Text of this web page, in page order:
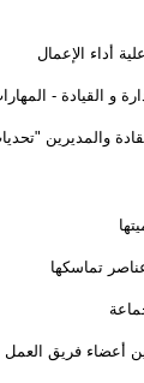
أداء الإعمال
و القيادة -
والمديرين
تماسكها
أعضاء فريق العمل